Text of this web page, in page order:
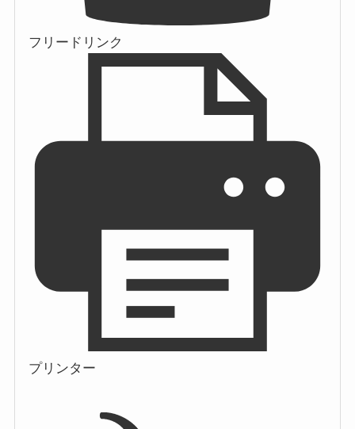
フリードリンク
プリンター